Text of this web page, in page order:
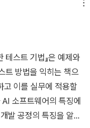
5 뉴런 커버리지 테스
트 기법CHAPTER 7
0 AI 소프트웨
처리를 적용하여데이터
러닝이 발견한 특징이
를 테스트 해야 한다.C
지능은 강한 AI, 약한 AI
반 AI, 머신러닝,메타휴
테스트 기법』은 예제와
트 방법을 익히는 책으
고 이를 실무에 적용할
소프트웨어의 특징에
발 공정의 특징을 알아